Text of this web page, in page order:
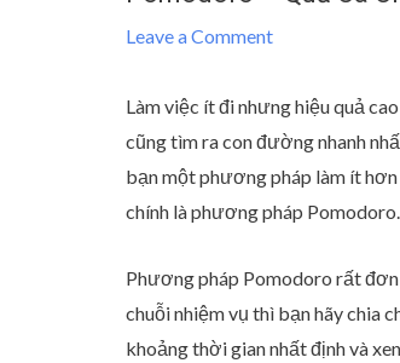
Leave a Comment
Làm việc ít đi nhưng hiệu quả
cũng tìm ra con đường nhanh
bạn một phương pháp làm ít
chính là phương pháp Pomodoro.
Phương pháp Pomodoro rất
chuỗi nhiệm vụ thì bạn hãy chia
khoảng thời gian nhất định và